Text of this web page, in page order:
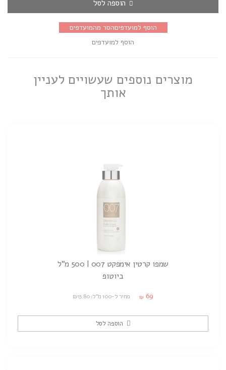
הוספה לסל
הוסף למועדפיםהסר מהמועדפים
הוסף למועדפים
מוצרים נוספים שעשויים לעניין
אותך
שמפו קרטין אימפקט 007 | 500 מ"ל
ביוטופ
₪ 69 מחיר ל-100 מ"ל: ₪13.80
הוספה לסל